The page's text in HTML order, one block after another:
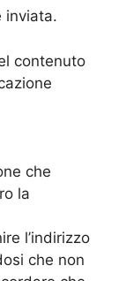
inviata.
contenuto
che
la
l’indirizzo
che non